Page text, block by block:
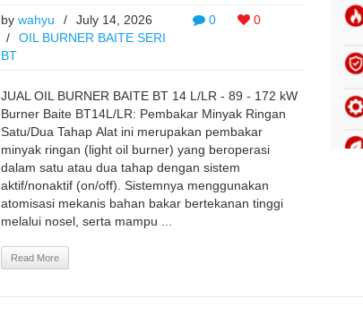
0 0
by wahyu /
July 14, 2026
/
OIL BURNER BAITE SERI
BT
JUAL OIL BURNER BAITE BT 14 L/LR - 89 - 172 kW
Burner Baite BT14L/LR: Pembakar Minyak Ringan
Satu/Dua Tahap Alat ini merupakan pembakar
minyak ringan (light oil burner) yang beroperasi
dalam satu atau dua tahap dengan sistem
aktif/nonaktif (on/off). Sistemnya menggunakan
atomisasi mekanis bahan bakar bertekanan tinggi
melalui nosel, serta mampu ...
Read More